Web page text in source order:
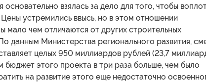
основательно взялась за дело для того, чтобы
Цены устремились ввысь, но в этом отношении
мало чем отличаются от других строительных
данным Министерства регионального развития,
целых 950 миллиардов рублей (23,7
бюджет этого проекта в три раза больше, чем было
на развитие этого еще недостаточно